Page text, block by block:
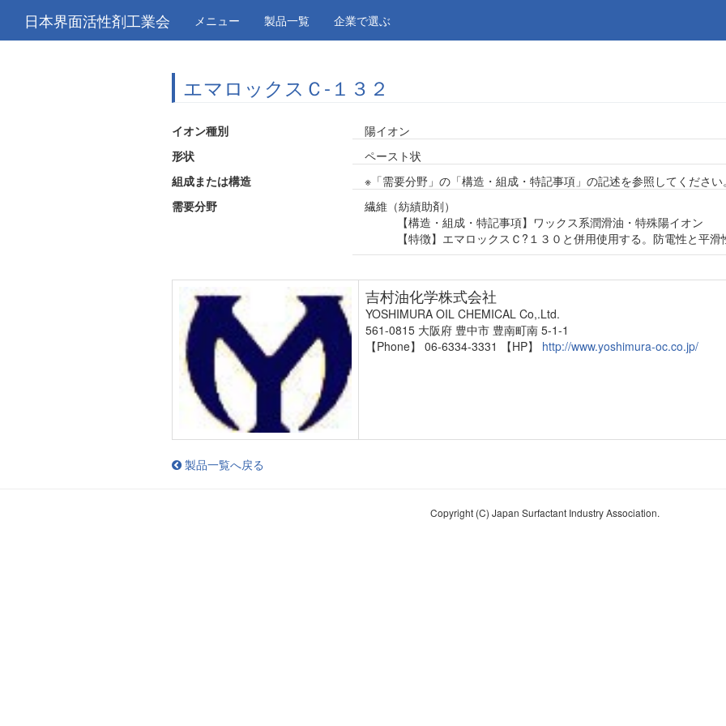
日本界面活性剤工業会 メニュー 製品一覧 企業で選ぶ
エマロックスＣ-１３２
イオン種別
陽イオン
形状
ペースト状
組成または構造
※「需要分野」の「構造・組成・特記事項」の記述を参照してください。
需要分野
繊維（紡績助剤）
【構造・組成・特記事項】ワックス系潤滑油・特殊陽イオン
【特徴】エマロックスＣ?１３０と併用使用する。防電性と平滑
吉村油化学株式会社
YOSHIMURA OIL CHEMICAL Co,.Ltd.
561-0815 大阪府 豊中市 豊南町南 5-1-1
【Phone】 06-6334-3331
【HP】 http://www.yoshimura-oc.co.jp/
製品一覧へ戻る
Copyright (C) Japan Surfactant Industry Association.